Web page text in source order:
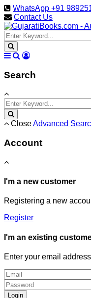
WhatsApp +91
Contact Us
Search
CloseAdvanced
Account
I'm a new customer
Registering a new
Register
I'm an existing
Enter your email
Login